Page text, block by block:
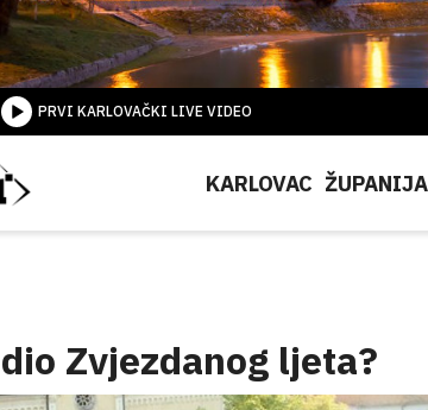
PRVI KARLOVAČKI LIVE VIDEO
KARLOVAC ŽUPANIJA
Zvjezdanog ljeta?